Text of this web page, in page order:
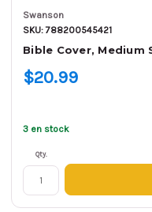
Swanson
SKU: 788200545421
Bible Cover, Medium
$20.99
3 en stock
Qty.